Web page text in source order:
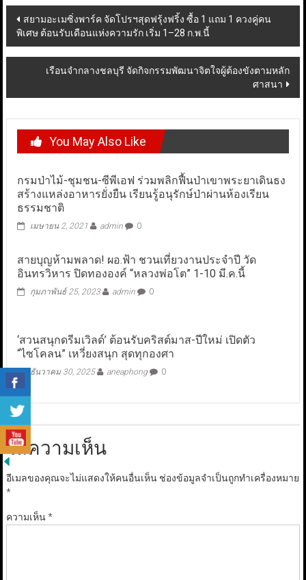
Post
navigation
สยามอะเมซิ่งพาร์ค จัดโปรฯสุดฟรุ้งฟริ้ง ซื้อ 1 แถม 1 ควงคู่คน
พิเศษ ต้อนรับเดือนแห่งความรัก เริ่ม 1–28 ก.พ.นี้
เรือนจำกลางชลบุรี จัดกิจกรรมพัฒนาจิตใจผู้ต้องขังตามหลัก
ศาสนา
You May Also Like
กรมป่าไม้-ชุมชน-ซีพีเอฟ ร่วมพลิกฟื้นป่าเขาพระยาเดินธง
สร้างแหล่งอาหารยั่งยืน เรียนรู้อนุรักษ์ป่าผ่านห้องเรียน
ธรรมชาติ
เมษายน 2, 2021 admin 0
สายบุญห้ามพลาด! ผอ.ฟ้า ชวนเที่ยวงานประจำปี วัด
อินทรวิหาร ปิดทององค์ “หลวงพ่อโต” 1-10 มี.ค.นี้
กุมภาพันธ์ 25, 2023 admin 0
‘สวนสนุกดรีมเวิลด์’ ต้อนรับคริสต์มาส-ปีใหม่ เปิดตัว
“ไซโคลน” เหวี่ยงสนุก สุดทุกองศา
ธันวาคม 30, 2025 aneaphong 0
ใส่ความเห็น
อีเมลของคุณจะไม่แสดงให้คนอื่นเห็น ช่องข้อมูลจำเป็นถูกทำเครื่องหมาย
*
ความเห็น*